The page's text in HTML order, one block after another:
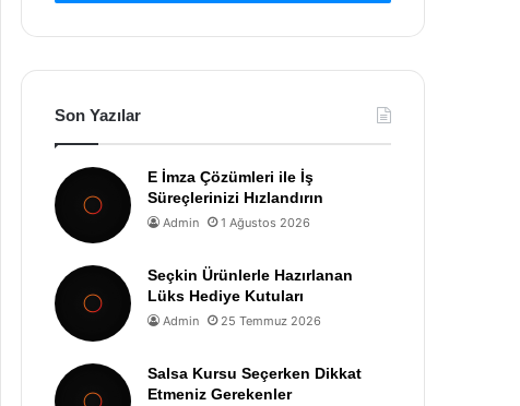
Son Yazılar
E İmza Çözümleri ile İş
Süreçlerinizi Hızlandırın
Admin 1 Ağustos 2026
Seçkin Ürünlerle Hazırlanan
Lüks Hediye Kutuları
Admin 25 Temmuz 2026
Salsa Kursu Seçerken Dikkat
Etmeniz Gerekenler